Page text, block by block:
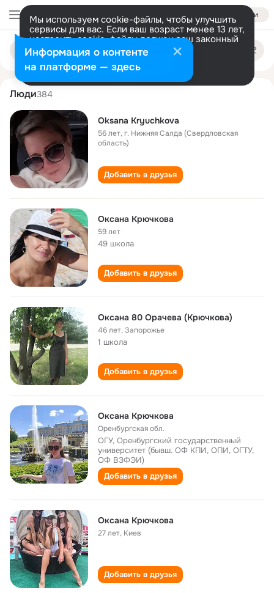
Войти
Мы используем cookie-файлы, чтобы улучшить
сервисы для вас. Если ваш возраст менее 13 лет,
настроить cookie-файлы должен ваш законный
представитель. Больше информации
Разрешить все Настроить
Поиск
людям
oksana kryuchkova
Люди384
Oksana Kryuchkova
56 лет,г. Нижняя Салда (Свердловская
область)
Добавить в друзья
Оксана Крючкова
59 лет
49 школа
Добавить в друзья
Оксана 80 Орачева (Крючкова)
46 лет,Запорожье
1 школа
Добавить в друзья
Оксана Крючкова
Оренбургская обл.
ОГУ, Оренбургский государственный
университет (бывш. ОФ КПИ, ОПИ, ОГТУ,
ОФ ВЗФЭИ)
Добавить в друзья
Оксана Крючкова
27 лет, Киев
Добавить в друзья
Информация о контенте
на платформе — здесь